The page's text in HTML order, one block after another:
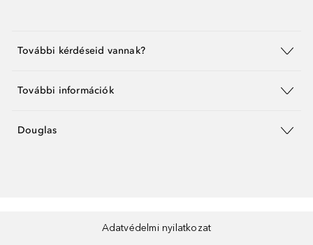
További kérdéseid vannak?
További információk
Douglas
Adatvédelmi nyilatkozat